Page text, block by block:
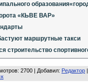
«КЬВЕ ВАР»
маршрутные такси
строительство
: 2700 | Добавил: Редактор |